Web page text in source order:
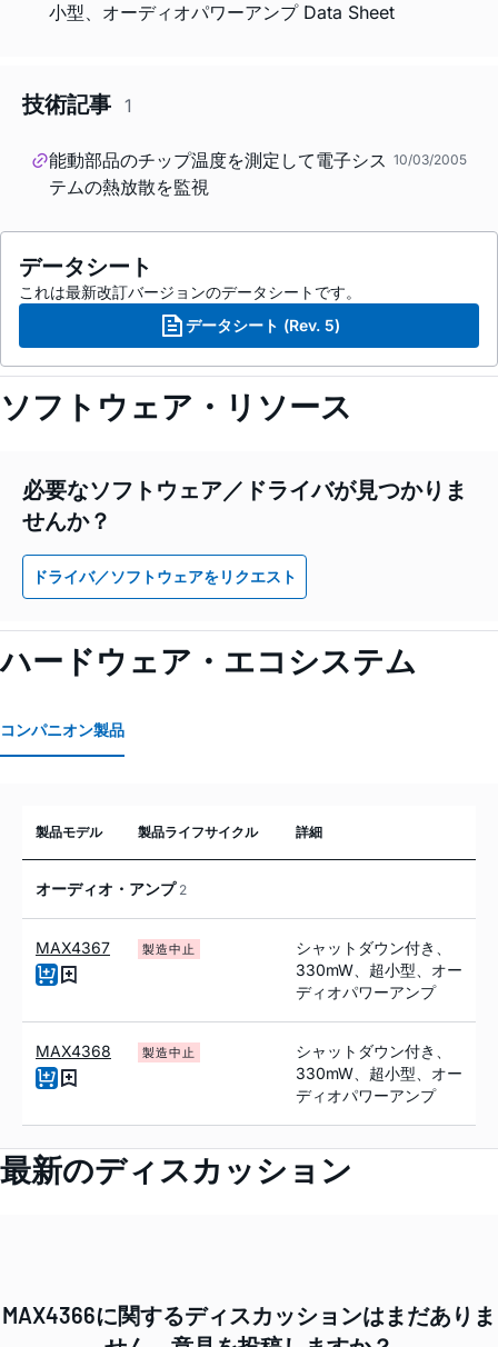
小型、オーディオパワーアンプ Data Sheet
技術記事 1
能動部品のチップ温度を測定して電子シス
テムの熱放散を監視
10/03/2005
データシート
これは最新改訂バージョンのデータシートです。
データシート (Rev. 5)
ソフトウェア・リソース
必要なソフトウェア／ドライバが見つかりま
せんか？
ドライバ／ソフトウェアをリクエスト
ハードウェア・エコシステム
コンパニオン製品
製品モデル 製品ライフサイクル 詳細
オーディオ・アンプ 2
MAX4367 製造中止
シャットダウン付き、
330mW、超小型、オー
ディオパワーアンプ
MAX4368 製造中止
シャットダウン付き、
330mW、超小型、オー
ディオパワーアンプ
最新のディスカッション
MAX4366に関するディスカッションはまだありま